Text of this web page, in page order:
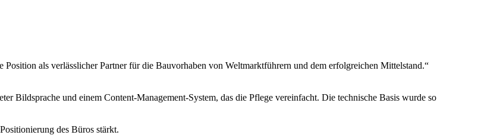
als verlässlicher Partner für die Bauvorhaben von Weltmarktführern und dem erfolgreichen Mittelstand.“
Bildsprache und einem Content-Management-System, das die Pflege vereinfacht. Die technische Basis wurde so
des Büros stärkt.